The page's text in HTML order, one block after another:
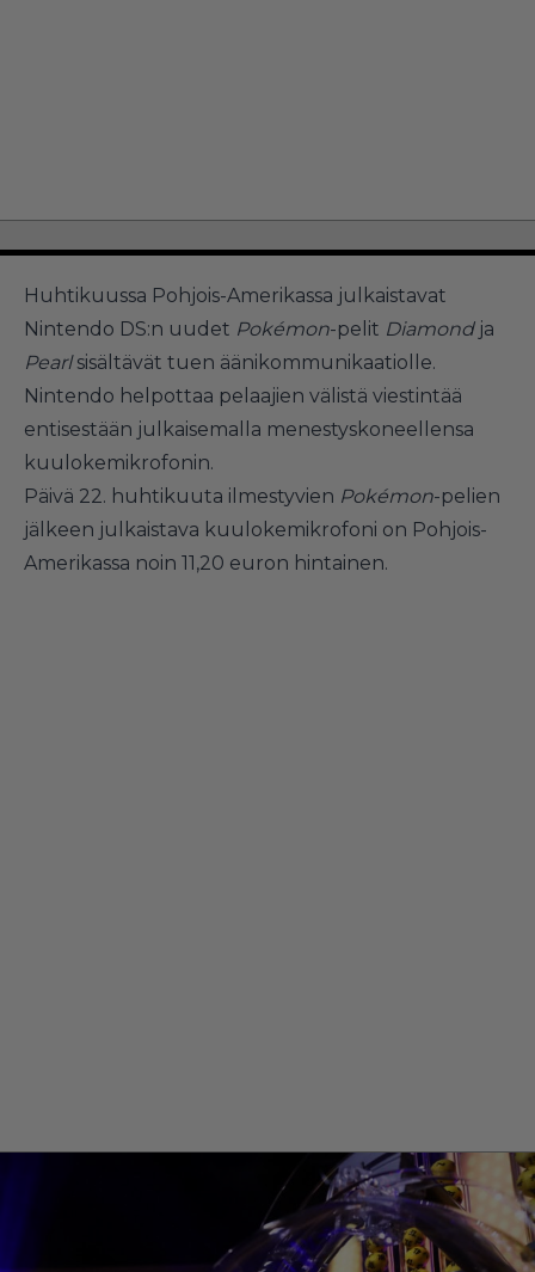
Huhtikuussa Pohjois-Amerikassa julkaistavat
Nintendo DS:n uudet Pokémon-pelit Diamond ja
Pearlsisältävät tuen äänikommunikaatiolle.
Nintendo helpottaa pelaajien välistä viestintää
entisestään julkaisemalla menestyskoneellensa
kuulokemikrofonin.
Päivä 22. huhtikuuta ilmestyvien Pokémon-pelien
jälkeen julkaistava kuulokemikrofoni on Pohjois-
Amerikassa noin 11,20 euron hintainen.